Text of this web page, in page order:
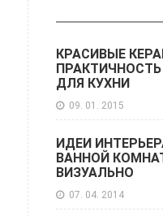
КРАСИВЫЕ
ДЛЯ КУХНИ
09. 01. 2015
ИДЕИ
ВАННОЙ
ВИЗУАЛЬНО
07. 04. 2014